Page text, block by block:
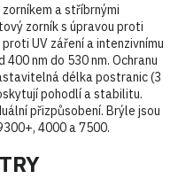
a stříbrnými
zorník s úpravou proti
UV záření a intenzivnímu
nm do 530 nm. Ochranu
délka postranic (3
pohodlí a stabilitu.
přizpůsobení. Brýle jsou
4000 a 7500.